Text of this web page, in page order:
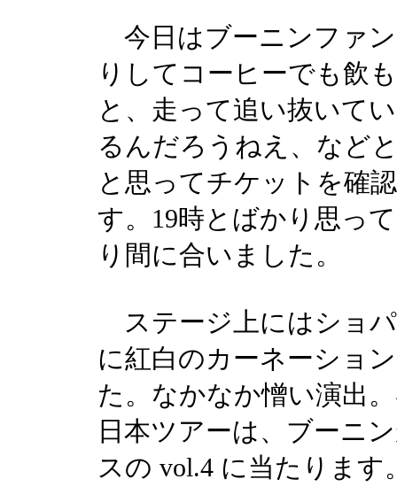
今日はブーニンファ
りしてコーヒーでも飲
と、走って追い抜いて
るんだろうねえ、など
と思ってチケットを確
す。19時とばかり思っ
り間に合いました。
ステージ上にはショ
に紅白のカーネーショ
た。なかなか憎い演出
日本ツアーは、ブーニ
スの vol.4 に当たります